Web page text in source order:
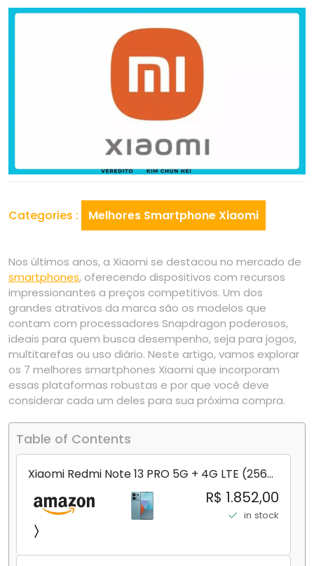
Categories : Melhores Smartphone Xiaomi
Nos últimos anos, a Xiaomi se destacou no mercado de
smartphones, oferecendo dispositivos com recursos
impressionantes a preços competitivos. Um dos
grandes atrativos da marca são os modelos que
contam com processadores Snapdragon poderosos,
ideais para quem busca desempenho, seja para jogos,
multitarefas ou uso diário. Neste artigo, vamos explorar
os 7 melhores smartphones Xiaomi que incorporam
essas plataformas robustas e por que você deve
considerar cada um deles para sua próxima compra.
Table of Contents
Xiaomi Redmi Note 13 PRO 5G + 4G LTE (256
GB + 8 GB) 200 MP Triplo (Mobile Mint Tello
e) + (Pacote de carregador duplo de carro
rápido) (Ocean Teal (ROM))
R$ 1.852,00
in stock